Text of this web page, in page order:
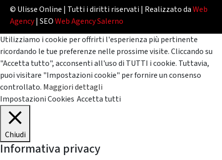
© Ulisse Online | Tutti i diritti riservati | Realizzato daWeb
Agency| SEOWeb Agency Salerno
Utilizziamo i cookie per offrirti l'esperienza più pertinente
ricordando le tue preferenze nelle prossime visite. Cliccando su
"Accetta tutto", acconsenti all'uso di TUTTI i cookie. Tuttavia,
puoi visitare "Impostazioni cookie" per fornire un consenso
controllato. Maggiori dettagli
Impostazioni Cookies Accetta tutti
Chiudi
Informativa privacy